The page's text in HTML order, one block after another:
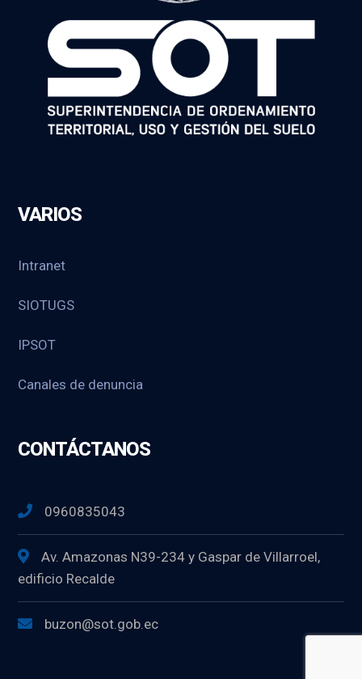
VARIOS
Intranet
SIOTUGS
IPSOT
Canales de denuncia
CONTÁCTANOS
0960835043
Av. Amazonas N39-234 y Gaspar de Villarroel,
edificio Recalde
buzon@sot.gob.ec